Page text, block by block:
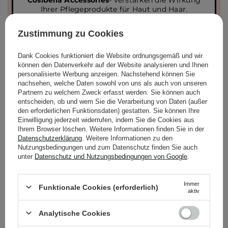
Ihrer Pflegeprodukte für Haut und Haar.
JETZT ENTDECKEN
VON KUNDEN HERVORGEHOBENE PRODUKTE
(1725)
Zustimmung zu Cookies
Dank Cookies funktioniert die Website ordnungsgemäß und wir
können den Datenverkehr auf der Website analysieren und Ihnen
personalisierte Werbung anzeigen. Nachstehend können Sie
nachsehen, welche Daten sowohl von uns als auch von unseren
Partnern zu welchem Zweck erfasst werden. Sie können auch
entscheiden, ob und wem Sie die Verarbeitung von Daten (außer
den erforderlichen Funktionsdaten) gestatten. Sie können Ihre
Einwilligung jederzeit widerrufen, indem Sie die Cookies aus
Ihrem Browser löschen. Weitere Informationen finden Sie in der
Datenschutzerklärung . Weitere Informationen zu den
Nutzungsbedingungen und zum Datenschutz finden Sie auch
unter Datenschutz und Nutzungsbedingungen von Google
Funktionale Cookies (erforderlich)
Immer
aktiv
Analytische Cookies